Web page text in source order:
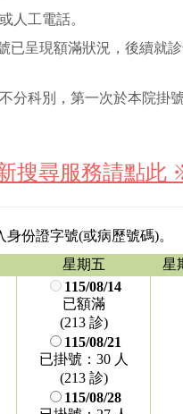
人工電話。
已呈現額滿狀況，後續就
分科別，第一次於本院掛
搜尋服務請點此
身份證字號(或病歷號碼)。